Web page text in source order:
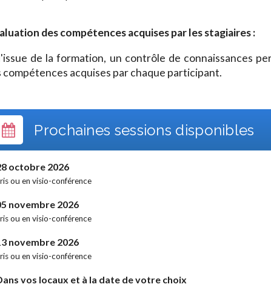
des compétences acquises par les stagiaires :
de la formation, un contrôle de connaissances
compétences acquises par chaque participant.
Prochaines sessions disponibles
octobre 2026
ou en visio-conférence
novembre 2026
ou en visio-conférence
novembre 2026
ou en visio-conférence
vos locaux et à la date de votre choix